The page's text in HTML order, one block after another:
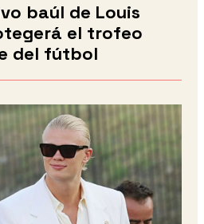
baúl de Louis
el trofeo
del fútbol